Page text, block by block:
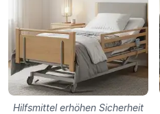
Hilfsmittel erhöhen Sicherheit